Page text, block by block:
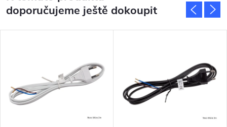
doporučujeme ještě dokoupit